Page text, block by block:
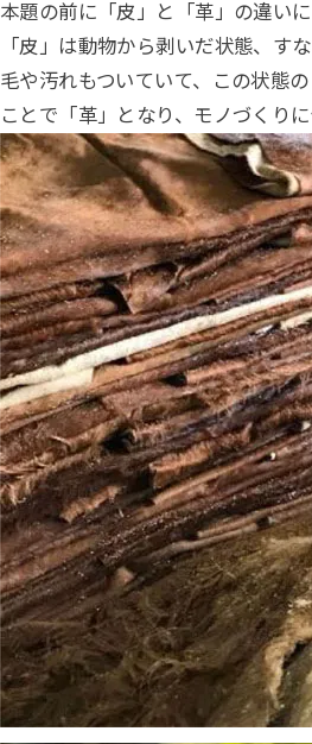
本題の前に「皮」と「革」の違いに
「皮」は動物から剥いだ状態、す
毛や汚れもついていて、この状態
ことで「革」となり、モノづくり